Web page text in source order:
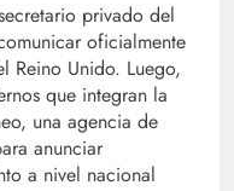
privado del
oficialmente
Reino Unido. Luego,
que integran la
una agencia de
anunciar
a nivel nacional